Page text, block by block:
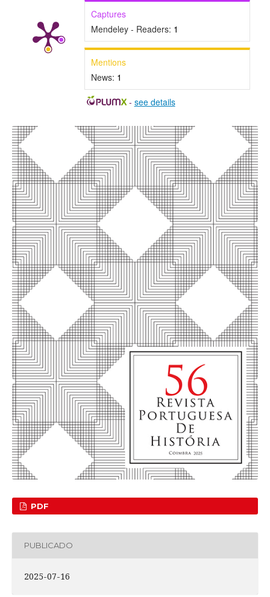
Captures
Mendeley - Readers: 1
Mentions
News: 1
- see details
PDF
PUBLICADO
2025-07-16